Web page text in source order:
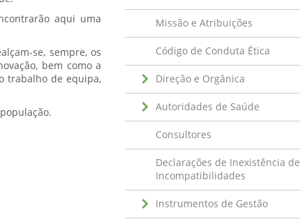
aqui uma
se, sempre, os
bem como a
trabalho de equipa,
Missão e Atribuições
Código de Conduta Ética
Direção e Orgânica
Autoridades de Saúde
Consultores
Declarações de Inexistência de
Incompatibilidades
Instrumentos de Gestão